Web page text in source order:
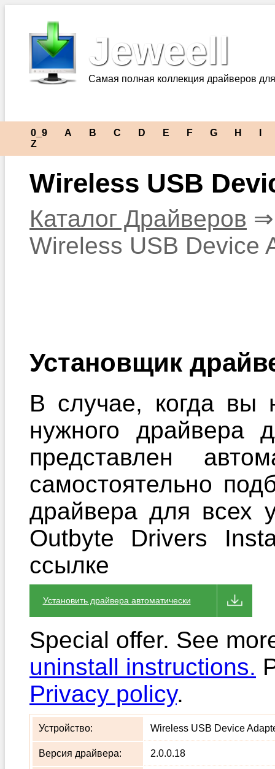
Jeweell
Самая полная коллекция драйверов
0_9 A B C D E F G H
Z
Wireless USB
Каталог Драйверов
Wireless USB Device
Установщик
В случае, когда вы
нужного драйвера
представлен
самостоятельно
драйвера для всех
Outbyte Drivers
ссылке
Установить драйвера автоматически
Special offer. See
uninstall instructions.
Privacy policy.
Устройство: Wireless USB Device
Версия драйвера: 2.0.0.18